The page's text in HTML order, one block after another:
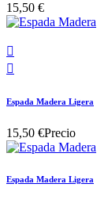
15,50 €


Espada Madera Ligera
15,50 €Precio
Espada Madera Ligera